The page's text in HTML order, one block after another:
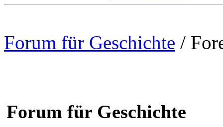
Forum für Geschichte /
Forum für Geschichte